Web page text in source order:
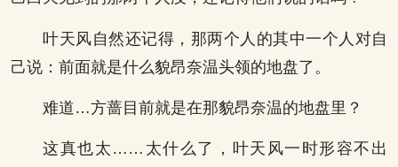
叶天风自然还记得，那两个人的其中一个人对自
己说：前面就是什么貌昂奈温头领的地盘了。
难道…方蔷目前就是在那貌昂奈温的地盘里？
这真也太……太什么了，叶天风一时形容不出